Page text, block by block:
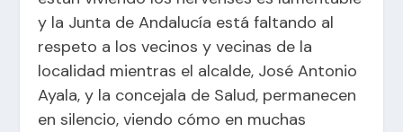
y la Junta de Andalucía está faltando al
respeto a los vecinos y vecinas de la
localidad mientras el alcalde, José Antonio
Ayala, y la concejala de Salud, permanecen
en silencio, viendo cómo en muchas